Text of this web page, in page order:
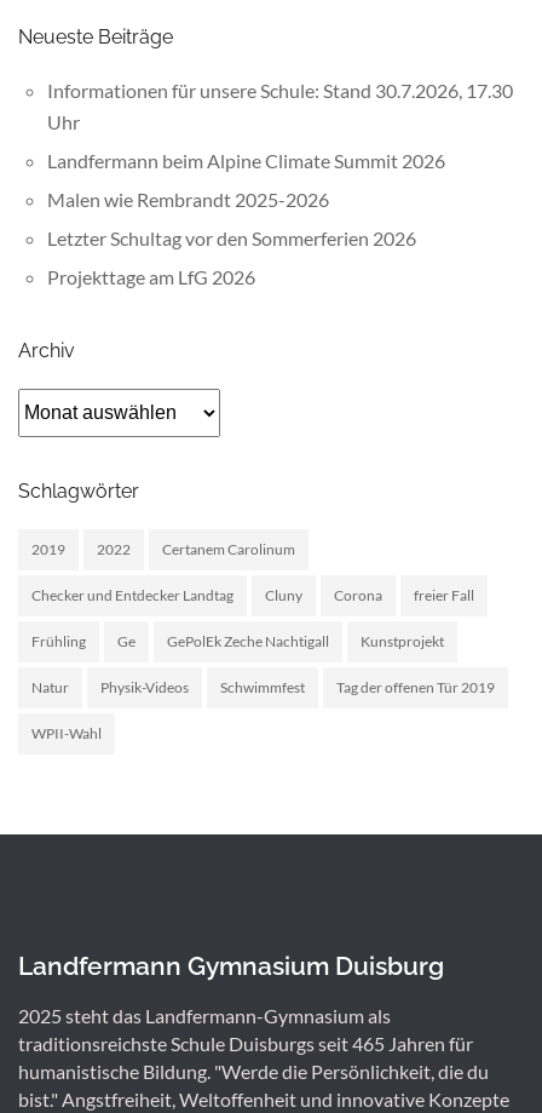
Neueste Beiträge
Informationen für unsere Schule: Stand 30.7.2026, 17.30
Uhr
Landfermann beim Alpine Climate Summit 2026
Malen wie Rembrandt 2025-2026
Letzter Schultag vor den Sommerferien 2026
Projekttage am LfG 2026
Archiv
Archiv
Schlagwörter
2019 2022 Certanem Carolinum
Checker und Entdecker Landtag Cluny Corona freier Fall
Frühling Ge GePolEk Zeche Nachtigall Kunstprojekt
Natur Physik-Videos Schwimmfest Tag der offenen Tür 2019
WPII-Wahl
Landfermann Gymnasium Duisburg
2025 steht das Landfermann-Gymnasium als
traditionsreichste Schule Duisburgs seit 465 Jahren für
humanistische Bildung. "Werde die Persönlichkeit, die du
bist." Angstfreiheit, Weltoffenheit und innovative Konzepte